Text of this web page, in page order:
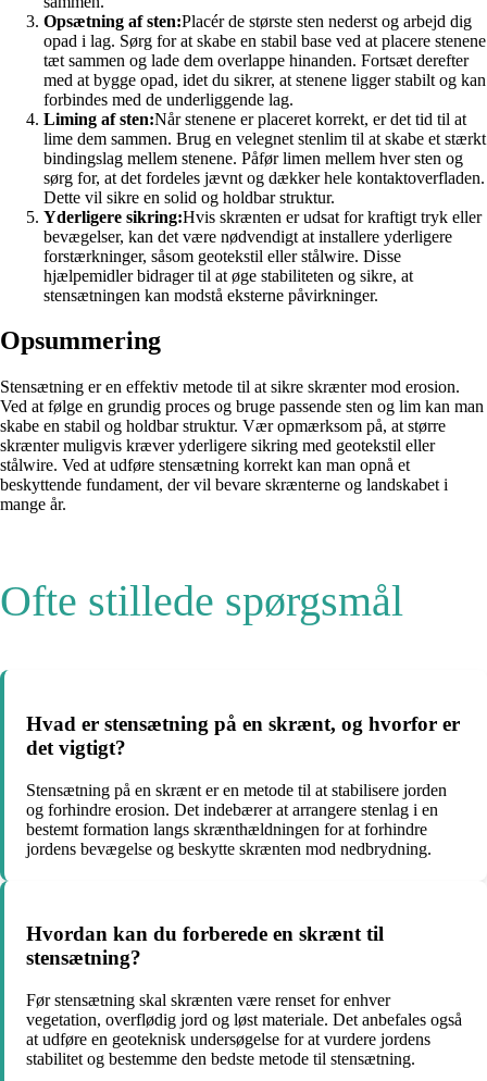
Opsætning af sten:Placér de største sten nederst og arbejd dig
opad i lag. Sørg for at skabe en stabil base ved at placere stenene
tæt sammen og lade dem overlappe hinanden. Fortsæt derefter
med at bygge opad, idet du sikrer, at stenene ligger stabilt og kan
forbindes med de underliggende lag.
Liming af sten:Når stenene er placeret korrekt, er det tid til at
lime dem sammen. Brug en velegnet stenlim til at skabe et stærkt
bindingslag mellem stenene. Påfør limen mellem hver sten og
sørg for, at det fordeles jævnt og dækker hele kontaktoverfladen.
Dette vil sikre en solid og holdbar struktur.
Yderligere sikring:Hvis skrænten er udsat for kraftigt tryk eller
bevægelser, kan det være nødvendigt at installere yderligere
forstærkninger, såsom geotekstil eller stålwire. Disse
hjælpemidler bidrager til at øge stabiliteten og sikre, at
stensætningen kan modstå eksterne påvirkninger.
Opsummering
Stensætning er en effektiv metode til at sikre skrænter mod erosion.
Ved at følge en grundig proces og bruge passende sten og lim kan man
skabe en stabil og holdbar struktur. Vær opmærksom på, at større
skrænter muligvis kræver yderligere sikring med geotekstil eller
stålwire. Ved at udføre stensætning korrekt kan man opnå et
beskyttende fundament, der vil bevare skrænterne og landskabet i
mange år.
Ofte stillede spørgsmål
Hvad er stensætning på en skrænt, og hvorfor er
det vigtigt?
Stensætning på en skrænt er en metode til at stabilisere jorden
og forhindre erosion. Det indebærer at arrangere stenlag i en
bestemt formation langs skrænthældningen for at forhindre
jordens bevægelse og beskytte skrænten mod nedbrydning.
Hvordan kan du forberede en skrænt til
stensætning?
Før stensætning skal skrænten være renset for enhver
vegetation, overflødig jord og løst materiale. Det anbefales også
at udføre en geoteknisk undersøgelse for at vurdere jordens
stabilitet og bestemme den bedste metode til stensætning.